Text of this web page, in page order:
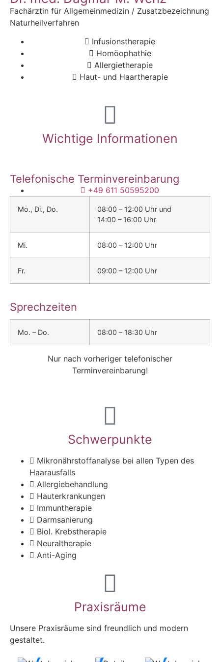
Fachärztin für Allgemeinmedizin / Zusatzbezeichnung
Naturheilverfahren
Infusionstherapie
Homöophathie
Allergietherapie
Haut- und Haartherapie
Wichtige Informationen
Telefonische Terminvereinbarung
+49 611 50595200
Mo., Di., Do.
08:00 – 12:00 Uhr und
14:00 – 16:00 Uhr
Mi. 08:00 – 12:00 Uhr
Fr. 09:00 – 12:00 Uhr
Sprechzeiten
Mo. – Do. 08:00 – 18:30 Uhr
Nur nach vorheriger telefonischer
Terminvereinbarung!
Schwerpunkte
Mikronährstoffanalyse bei allen Typen des
Haarausfalls
Allergiebehandlung
Hauterkrankungen
Immuntherapie
Darmsanierung
Biol. Krebstherapie
Neuraltherapie
Anti-Aging
Praxisräume
Unsere Praxisräume sind freundlich und modern
gestaltet.